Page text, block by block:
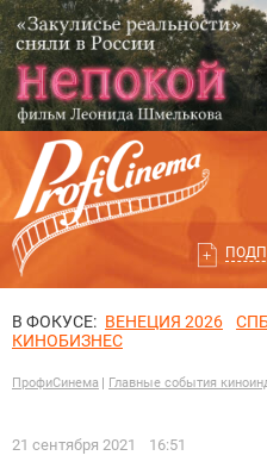
В ФОКУСЕ: ВЕНЕЦИЯ 2026
КИНОБИЗНЕС
ПрофиСинема Главные события
21 сентября 2021 16:51